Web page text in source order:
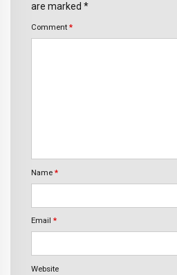
are marked *
Comment *
Name *
Email *
Website